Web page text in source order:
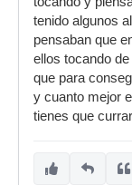
tenido algunos
pensaban que
ellos tocando
que para
y cuanto mejor
tienes que